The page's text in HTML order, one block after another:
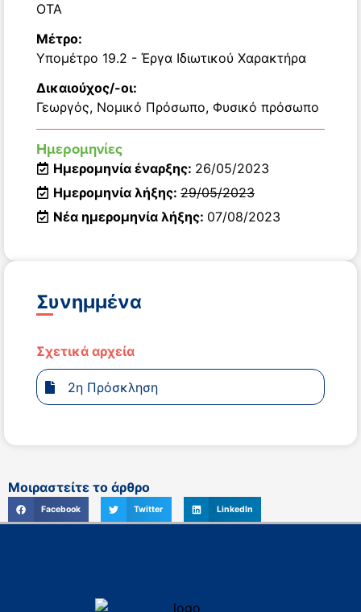
ΟΤΑ
Μέτρο:
Υπομέτρο 19.2 - Έργα Ιδιωτικού Χαρακτήρα
Δικαιούχος/-οι:
Γεωργός, Νομικό Πρόσωπο, Φυσικό πρόσωπο
Ημερομηνίες
Ημερομηνία έναρξης: 26/05/2023
Ημερομηνία λήξης: 29/05/2023
Νέα ημερομηνία λήξης: 07/08/2023
Συνημμένα
Σχετικά αρχεία
2η Πρόσκληση
Μοιραστείτε το άρθρο
Facebook Twitter LinkedIn